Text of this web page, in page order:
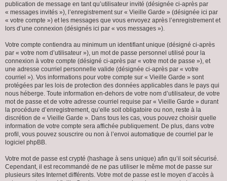
publication de message en tant qu’utilisateur invité (désignée ci-après par
« messages invités »), l’enregistrement sur « Vieille Garde » (désignée ici par
« votre compte ») et les messages que vous envoyez après l’enregistrement et
lors d’une connexion (désignés ici par « vos messages »).
Votre compte contiendra au minimum un identifiant unique (désigné ci-après
par « votre nom d’utilisateur »), un mot de passe personnel utilisé pour la
connexion à votre compte (désigné ci-après par « votre mot de passe »), et
une adresse courriel personnelle valide (désignée ci-après par « votre
courriel »). Vos informations pour votre compte sur « Vieille Garde » sont
protégées par les lois de protection des données applicables dans le pays qui
nous héberge. Toute information en-dehors de votre nom d’utilisateur, de votre
mot de passe et de votre adresse courriel requise par « Vieille Garde » durant
la procédure d’enregistrement, qu’elle soit obligatoire ou non, reste à la
discrétion de « Vieille Garde ». Dans tous les cas, vous pouvez choisir quelle
information de votre compte sera affichée publiquement. De plus, dans votre
profil, vous pouvez souscrire ou non à l’envoi automatique de courriel par le
logiciel phpBB.
Votre mot de passe est crypté (hashage à sens unique) afin qu’il soit sécurisé.
Cependant, il est recommandé de ne pas utiliser le même mot de passe sur
plusieurs sites Internet différents. Votre mot de passe est le moyen d’accès à